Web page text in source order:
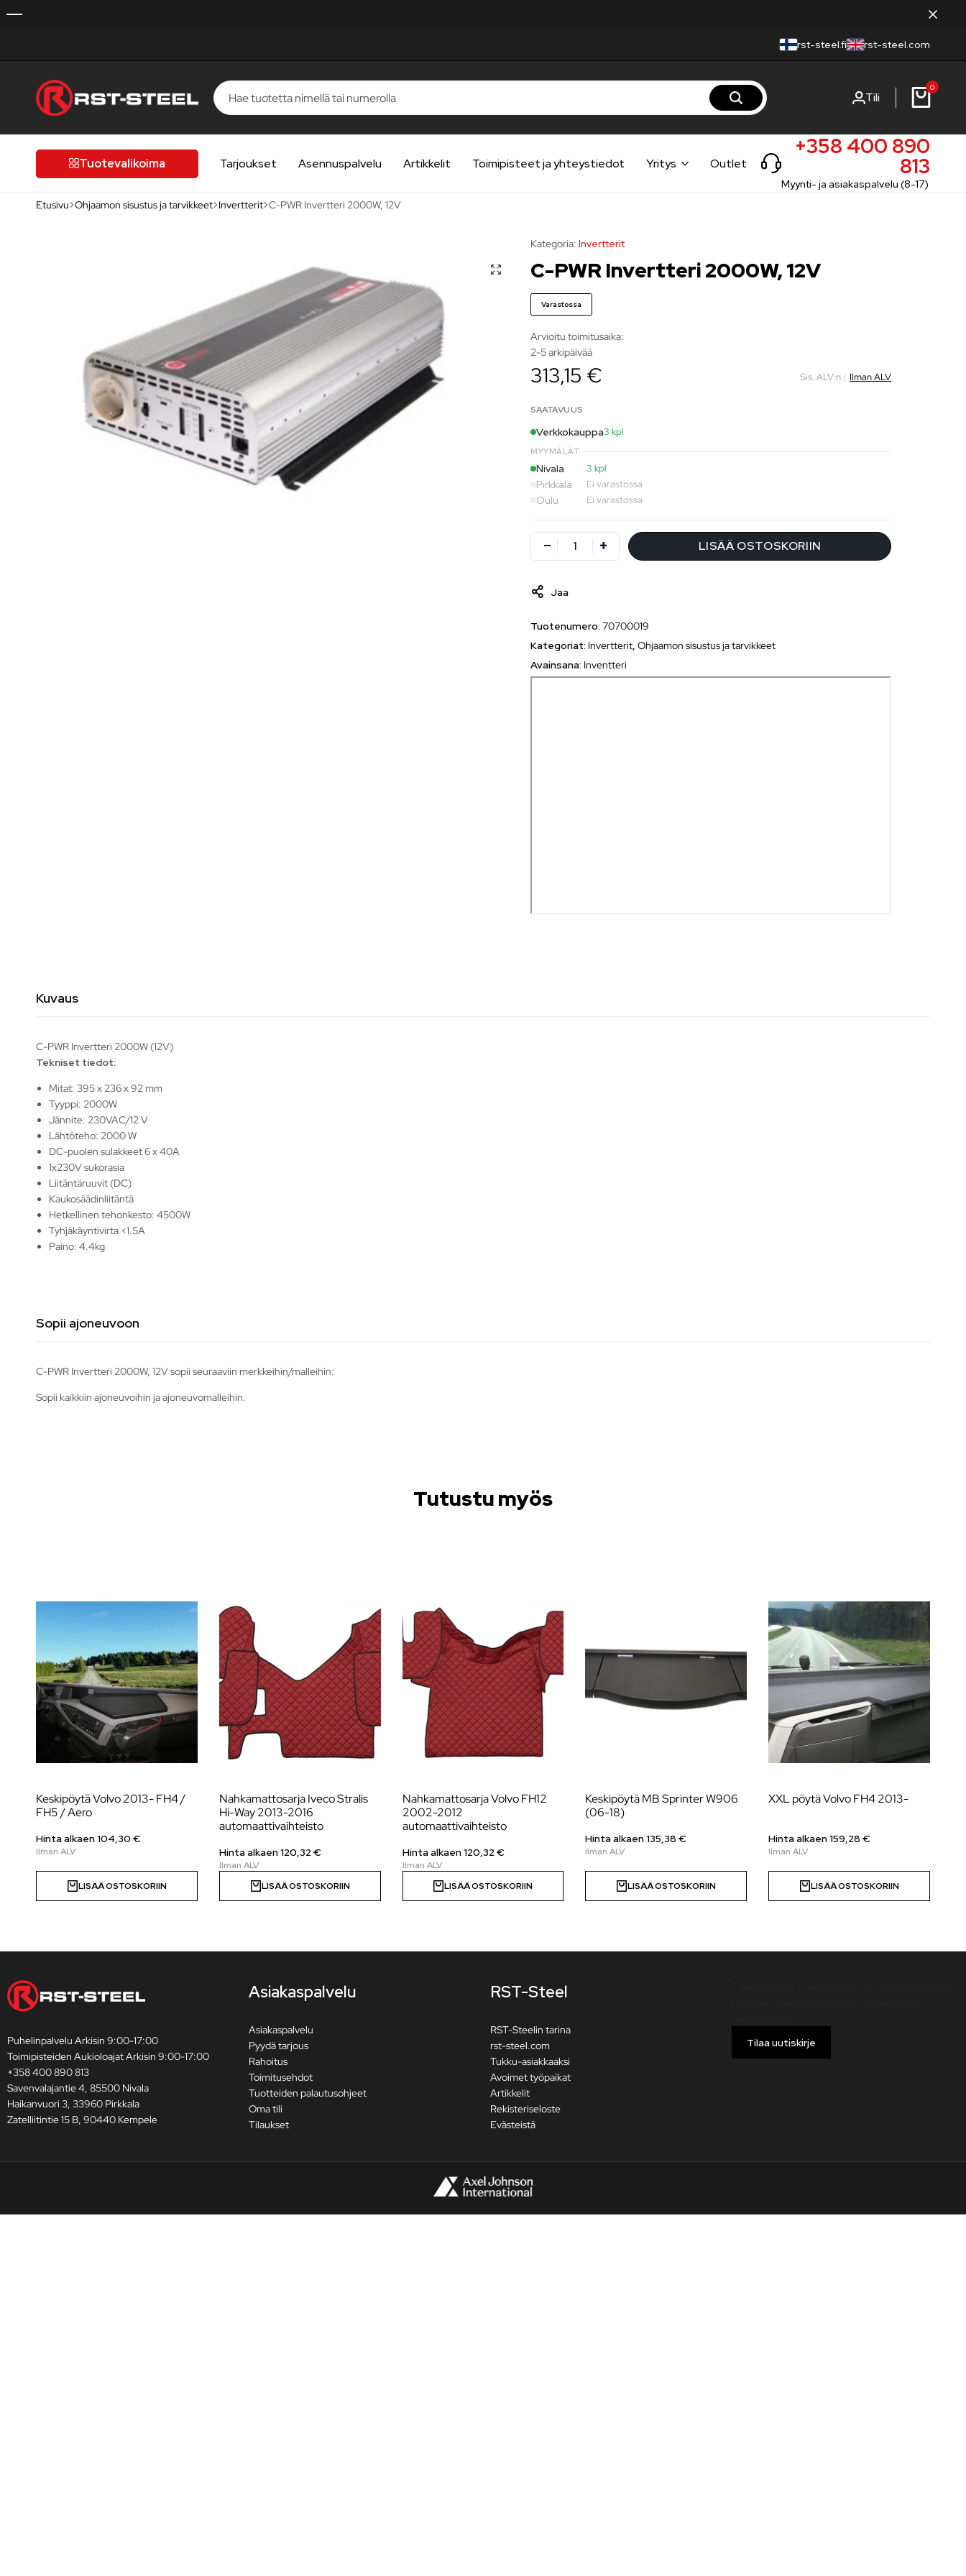
rst-steel.fi rst-steel.com
laatutietoiselle
autoilijalle
Tili
0
Tuotevalikoima Tarjoukset Asennuspalvelu Artikkelit Toimipisteet ja yhteystiedot Yritys Outlet
+358 400 890
813
Myynti- ja asiakaspalvelu (8-17)
Etusivu Ohjaamon sisustus ja tarvikkeet Invertterit C-PWR Invertteri 2000W, 12V
Kategoria: Invertterit
C-PWR Invertteri 2000W, 12V
Varastossa
Arvioitu toimitusaika:
2-5 arkipäivää
313,15 € Sis. ALV:n | Ilman ALV
SAATAVUUS
Verkkokauppa3 kpl
MYYMÄLÄT
Nivala 3 kpl
Pirkkala Ei varastossa
Oulu Ei varastossa
LISÄÄ OSTOSKORIIN
Jaa
Tuotenumero:70700019
Kategoriat: Invertterit ,Ohjaamon sisustus ja tarvikkeet
Avainsana: Inventteri
Kuvaus
C-PWR Invertteri 2000W (12V)
Tekniset tiedot:
Mitat: 395 x 236 x 92 mm
Tyyppi: 2000W
Jännite: 230VAC/12 V
Lähtöteho: 2000 W
DC-puolen sulakkeet 6 x 40A
1x230V sukorasia
Liitäntäruuvit (DC)
Kaukosäädinliitäntä
Hetkellinen tehonkesto: 4500W
Tyhjäkäyntivirta <1.5A
Paino: 4.4kg
Sopii ajoneuvoon
C-PWR Invertteri 2000W, 12V sopii seuraaviin merkkeihin/malleihin:
Sopii kaikkiin ajoneuvoihin ja ajoneuvomalleihin.
Tutustu myös
Keskipöytä Volvo 2013- FH4 /
FH5 / Aero
Hinta alkaen 104,30 €
LISÄÄ OSTOSKORIIN
Nahkamattosarja Iveco Stralis
Hi-Way 2013-2016
automaattivaihteisto
Hinta alkaen 120,32 €
LISÄÄ OSTOSKORIIN
Nahkamattosarja Volvo FH12
2002-2012
automaattivaihteisto
Hinta alkaen 120,32 €
LISÄÄ OSTOSKORIIN
Keskipöytä MB Sprinter W906
(06-18)
Hinta alkaen 135,38 €
LISÄÄ OSTOSKORIIN
XXL pöytä Volvo FH4 2013-
Hinta alkaen 159,28 €
LISÄÄ OSTOSKORIIN
Puhelinpalvelu Arkisin 9:00-17:00
Toimipisteiden Aukioloajat Arkisin 9:00-17:00
+358 400 890 813
Savenvalajantie 4, 85500 Nivala
Haikanvuori 3, 33960 Pirkkala
Zatelliitintie 15 B, 90440 Kempele
Asiakaspalvelu
Asiakaspalvelu
Pyydä tarjous
Rahoitus
Toimitusehdot
Tuotteiden palautusohjeet
Oma tili
Tilaukset
RST-Steel
RST-Steelin tarina
rst-steel.com
Tukku-asiakkaaksi
Avoimet työpaikat
Artikkelit
Rekisteriseloste
Evästeistä
Tilaa uutiskirje